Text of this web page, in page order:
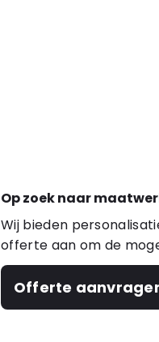
Op zoek naar
Wij bieden
offerte aan om de
Offerte